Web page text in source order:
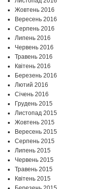
Жовтень 2016
Вересень 2016
Серпень 2016
Липень 2016
Червень 2016
Травень 2016
Квітень 2016
Березень 2016
Лютий 2016
Січень 2016
Грудень 2015
Листопад 2015
Жовтень 2015
Вересень 2015
Серпень 2015
Липень 2015
Червень 2015
Травень 2015
Квітень 2015